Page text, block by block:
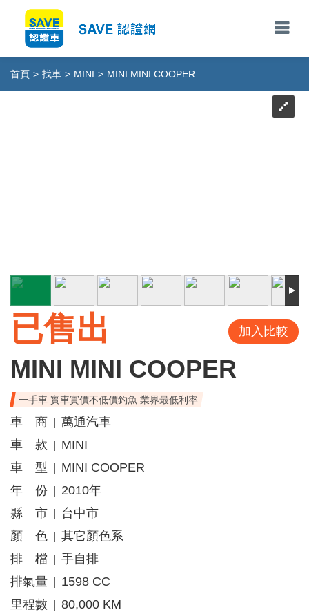
首頁 > 找車 > MINI > MINI MINI COOPER
已售出 加入比較
MINI MINI COOPER
一手車 實車實價不低價釣魚 業界最低利率
車 商
萬通汽車
車 款
MINI
車 型
MINI COOPER
年 份
2010年
縣 市
台中市
顏 色
其它顏色系
排 檔
手自排
排氣量
1598 CC
里程數
80,000 KM